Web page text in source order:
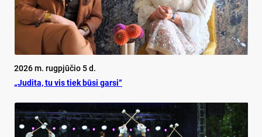
2026 m. rugpjūčio 5 d.
„Judita, tu vis tiek būsi garsi“